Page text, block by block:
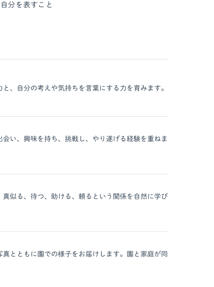
分を表すこと
、自分の考えや気持ちを言葉にする力を育みます。
い、興味を持ち、挑戦し、やり遂げる経験を重ねま
似る、待つ、助ける、頼るという関係を自然に学び
とともに園での様子をお届けします。園と家庭が同